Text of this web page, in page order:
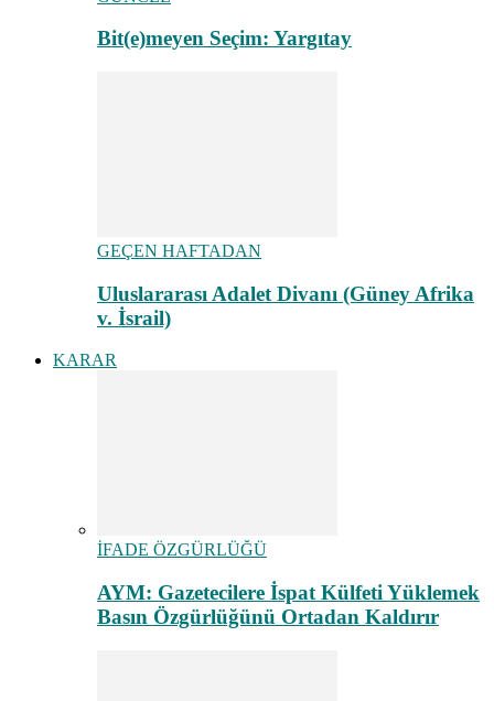
Bit(e)meyen Seçim: Yargıtay
GEÇEN HAFTADAN
Uluslararası Adalet Divanı (Güney Afrika
v. İsrail)
KARAR
İFADE ÖZGÜRLÜĞÜ
AYM: Gazetecilere İspat Külfeti Yüklemek
Basın Özgürlüğünü Ortadan Kaldırır